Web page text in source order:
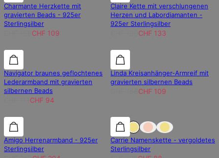
Charmante Herzkette mit
gravierten Beads - 925er
Sterlingsilber
CHF 109
Claire Kette mit verschlungenen
Herzen und Labordiamanten -
925er Sterlingsilber
CHF 133
15% Rabatt 15% Rabatt
Navigator braunes geflochtenes
Lederarmband mit gravierten
silbernen Beads
CHF 94
30% Rabatt
Linda Kreisanhänger-Armreif mit
gravierten silbernen Beads
CHF 109
15% Rabatt 15% Rabatt
Amigo Herrenarmband - 925er
Sterlingsilber
30% Rabatt
Carrie Namenskette - vergoldetes
Sterlingsilber